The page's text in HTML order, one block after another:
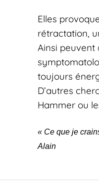
Elles
rétractation,
Ainsi peuvent
toujours
D’autres
Hammer ou
« Ce que je
Alain